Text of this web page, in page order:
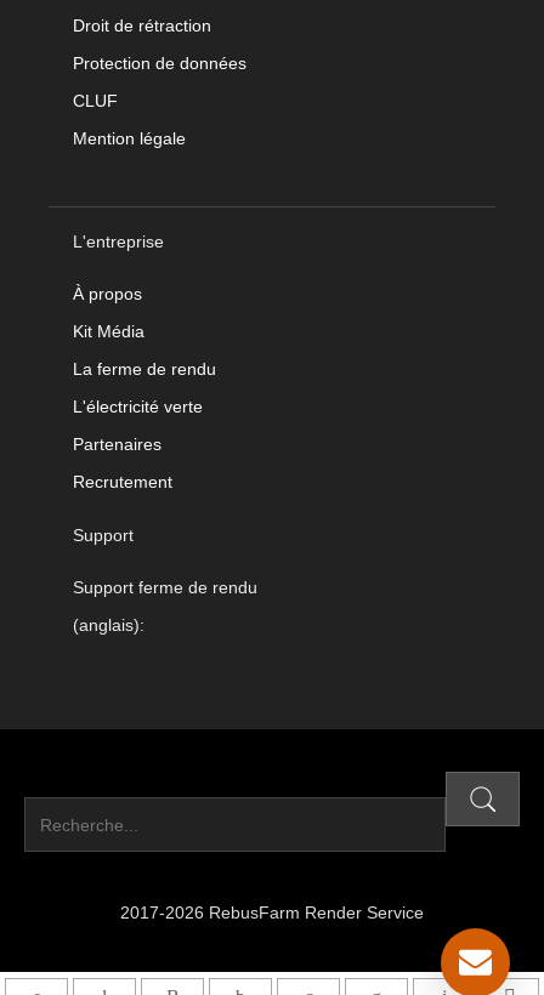
Droit de rétraction
Protection de données
CLUF
Mention légale
L'entreprise
À propos
Kit Média
La ferme de rendu
L'électricité verte
Partenaires
Recrutement
Support
Support ferme de rendu
(anglais):
2017-2026 RebusFarm Render Service